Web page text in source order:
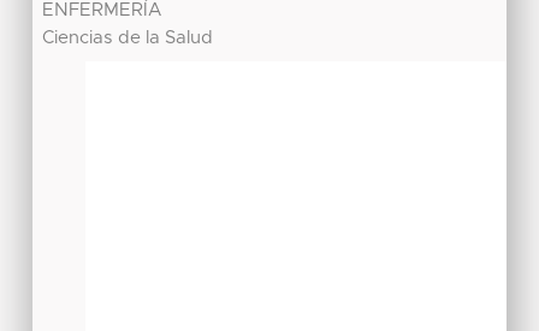
ENFERMERÍA
Ciencias de la Salud